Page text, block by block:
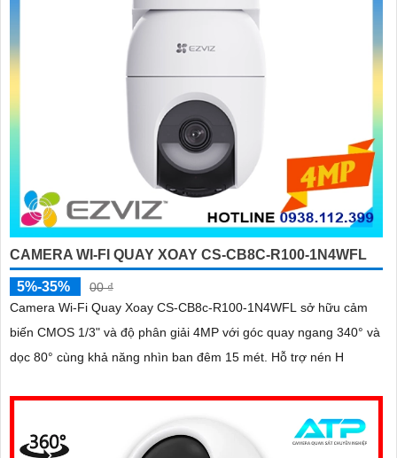
CAMERA WI-FI QUAY XOAY CS-CB8C-R100-1N4WFL
5%-35%
00 ₫
Camera Wi-Fi Quay Xoay CS-CB8c-R100-1N4WFL sở hữu cảm
biến CMOS 1/3" và độ phân giải 4MP với góc quay ngang 340° và
dọc 80° cùng khả năng nhìn ban đêm 15 mét. Hỗ trợ nén H